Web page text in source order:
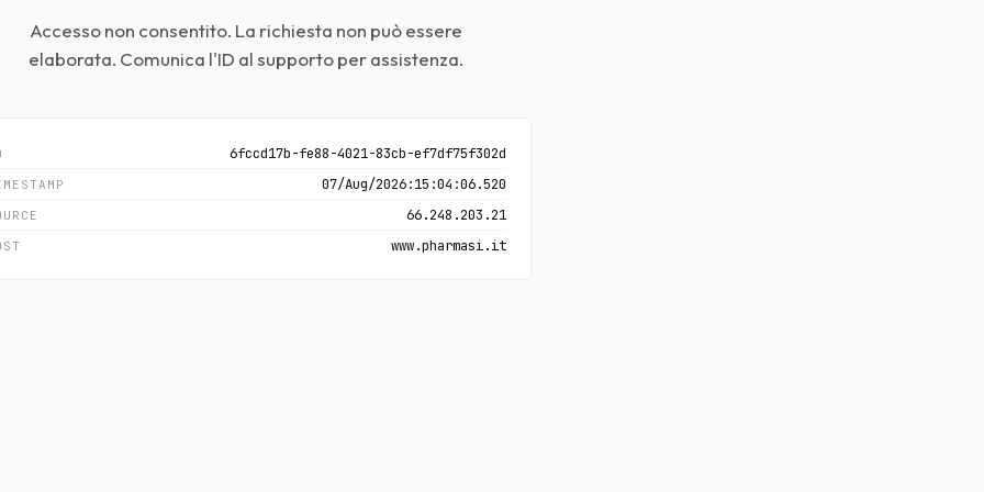
Accesso non consentito. La richiesta non può essere
elaborata. Comunica l'ID al supporto per assistenza.
6fccd17b-fe88-4021-83cb-ef7df75f302d
07/Aug/2026:15:04:06.520
66.248.203.21
www.pharmasi.it